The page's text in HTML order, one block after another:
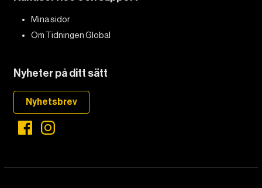
Mina sidor
Om Tidningen Global
Nyheter på ditt sätt
Nyhetsbrev